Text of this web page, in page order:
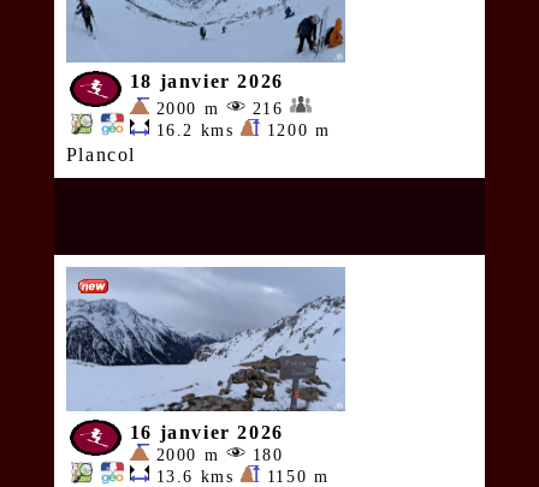
18 janvier 2026
2000 m
216
16.2 kms
1200 m
Plancol
16 janvier 2026
2000 m
180
13.6 kms
1150 m